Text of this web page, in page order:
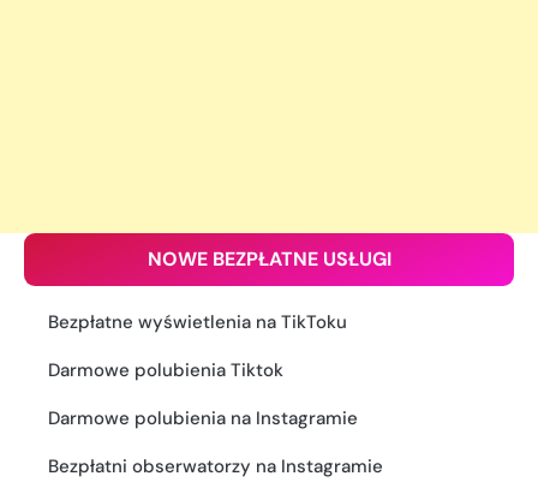
NOWE BEZPŁATNE USŁUGI
Bezpłatne wyświetlenia na TikToku
Darmowe polubienia Tiktok
Darmowe polubienia na Instagramie
Bezpłatni obserwatorzy na Instagramie